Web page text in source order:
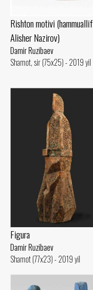
Rishton motivi (hammuallif
Alisher Nazirov)
Damir Ruzibaev
Shamot, sir (75x25) - 2019 yil
Figura
Damir Ruzibaev
Shamot (77x23) - 2019 yil